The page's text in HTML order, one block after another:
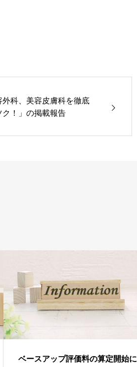
外科、美容皮膚科を徹底
ク！」の掲載報告
ベースアップ評価料の算定開始に